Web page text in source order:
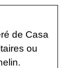
de Casa
ou